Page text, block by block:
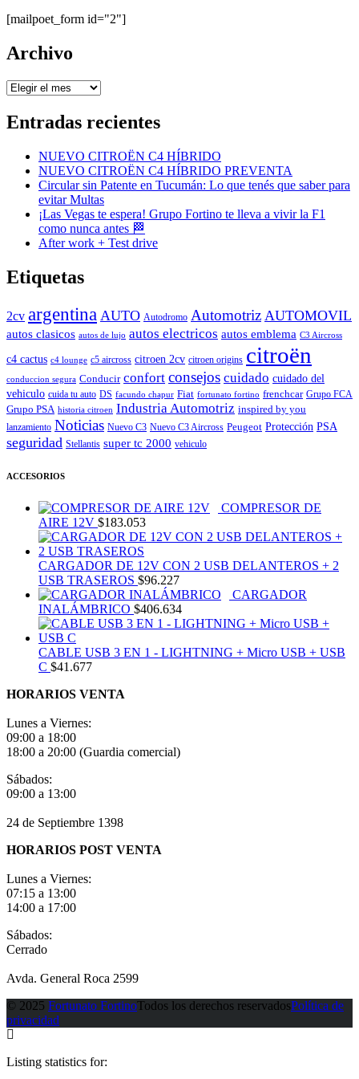
[mailpoet_form id="2"]
Archivo
Archivo
Entradas recientes
NUEVO CITROËN C4 HÍBRIDO
NUEVO CITROËN C4 HÍBRIDO PREVENTA
Circular sin Patente en Tucumán: Lo que tenés que saber para
evitar Multas
¡Las Vegas te espera! Grupo Fortino te lleva a vivir la F1
como nunca antes 🏁
After work + Test drive
Etiquetas
2cv argentina AUTO Autodromo Automotriz AUTOMOVIL
autos clasicos autos de lujo autos electricos autos emblema C3 Aircross
c4 cactus c4 lounge c5 aircross citroen 2cv citroen origins citroën
conduccion segura Conducir confort consejos cuidado cuidado del
vehiculo cuida tu auto DS facundo chapur Fiat fortunato fortino frenchcar Grupo FCA
Grupo PSA historia citroen Industria Automotriz inspired by you
lanzamiento Noticias Nuevo C3 Nuevo C3 Aircross Peugeot Protección PSA
seguridad Stellantis super tc 2000 vehiculo
ACCESORIOS
COMPRESOR DE
AIRE 12V $183.053
CARGADOR DE 12V CON 2 USB DELANTEROS + 2
USB TRASEROS $96.227
CARGADOR
INALÁMBRICO $406.634
CABLE USB 3 EN 1 - LIGHTNING + Micro USB + USB
C $41.677
HORARIOS VENTA
Lunes a Viernes:
09:00 a 18:00
18:00 a 20:00 (Guardia comercial)
Sábados:
09:00 a 13:00
24 de Septiembre 1398
HORARIOS POST VENTA
Lunes a Viernes:
07:15 a 13:00
14:00 a 17:00
Sábados:
Cerrado
Avda. General Roca 2599
© 2025 Fortunato FortinoTodos los derechos reservadosPolítica de
privacidad
Listing statistics for: